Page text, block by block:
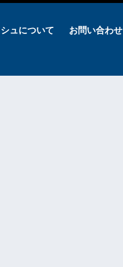
ュについて お問い合わせ